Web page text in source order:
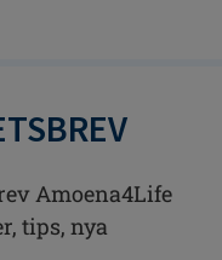
Amoena4Life
tips, nya